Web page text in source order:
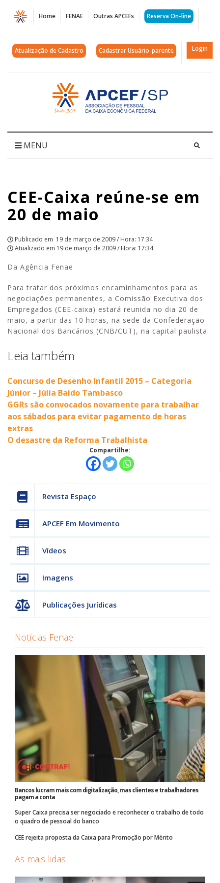
Página
CEE-
Caixa
de
APCEF/SP
Home FENAE Outras APCEFs Reserva On-line
Atualização de Cadastro Cadastrar Usuário-parente Login
Acessar
página
inicial
MENU
CEE-Caixa reúne-se em
20 de maio
Publicado em 19 de março de 2009 / Hora: 17:34
Atualizado em 19 de março de 2009 / Hora: 17:34
Da Agência Fenae
Para tratar dos próximos encaminhamentos para as
negociações permanentes, a Comissão Executiva dos
Empregados (CEE-caixa) estará reunida no dia 20 de
maio, a partir das 10 horas, na sede da Confederação
Nacional dos Bancários (CNB/CUT), na capital paulista.
Leia também
Concurso de Desenho Infantil 2015 – Categoria
Júnior – Júlia Baido Tambasco
GGRs são convocados novamente para trabalhar
aos sábados para evitar pagamento de horas
extras
O desastre da Reforma Trabalhista
Compartilhe:
Revista Espaço
APCEF Em Movimento
Vídeos
Imagens
Publicações Jurídicas
Notícias Fenae
Bancos lucram mais com digitalização, mas clientes e trabalhadores
pagam a conta
Super Caixa precisa ser negociado e reconhecer o trabalho de todo
o quadro de pessoal do banco
CEE rejeita proposta da Caixa para Promoção por Mérito
As mais lidas